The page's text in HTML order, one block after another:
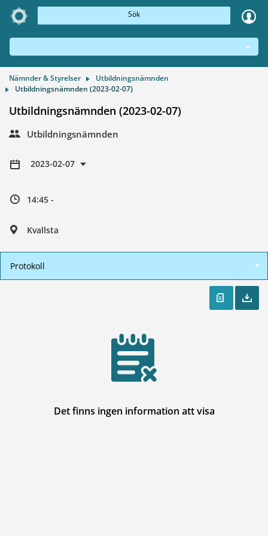
Sök
Nämnder & Styrelser
Utbildningsnämnden
Utbildningsnämnden (2023-02-07)
Utbildningsnämnden (2023-02-07)
Utbildningsnämnden
2023-02-07
14:45 -
Kvallsta
Protokoll
Det finns ingen information att visa